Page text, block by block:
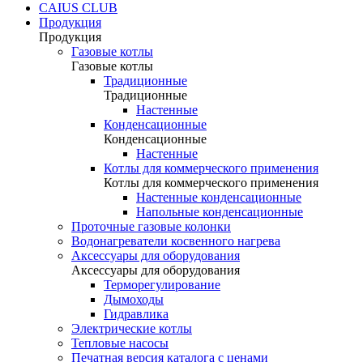
CAIUS CLUB
Продукция
Продукция
Газовые котлы
Газовые котлы
Традиционные
Традиционные
Настенные
Конденсационные
Конденсационные
Настенные
Котлы для коммерческого применения
Котлы для коммерческого применения
Настенные конденсационные
Напольные конденсационные
Проточные газовые колонки
Водонагреватели косвенного нагрева
Аксессуары для оборудования
Аксессуары для оборудования
Терморегулирование
Дымоходы
Гидравлика
Электрические котлы
Тепловые насосы
Печатная версия каталога с ценами